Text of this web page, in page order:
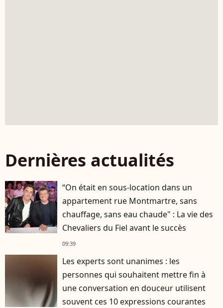
Dernières actualités
“On était en sous-location dans un
appartement rue Montmartre, sans
chauffage, sans eau chaude" : La vie des
Chevaliers du Fiel avant le succès
09:39
Les experts sont unanimes : les
personnes qui souhaitent mettre fin à
une conversation en douceur utilisent
souvent ces 10 expressions courantes